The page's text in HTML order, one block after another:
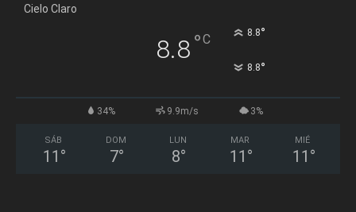
Cielo Claro
8.8°C 8.8°
8.8°
34% 9.9m/s 3%
SÁB
11 °
DOM
7°
LUN
8°
MAR
11 °
MIÉ
11 °